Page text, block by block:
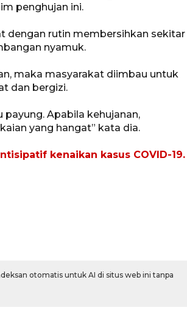
penghujan ini.
dengan rutin membersihkan sekitar
nyamuk.
maka masyarakat diimbau untuk
dan bergizi.
Apabila kehujanan,
yang hangat” kata dia.
kenaikan kasus COVID-19.
otomatis untuk AI di situs web ini tanpa